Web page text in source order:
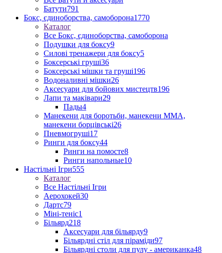
Батути791
Бокс, єдиноборства, самоборона1770
Каталог
Все Бокс, єдиноборства, самоборона
Подушки для боксу9
Силові тренажери для боксу5
Боксерські груші36
Боксерські мішки та груші196
Водоналивні мішки26
Аксесуари для бойових мистецтв196
Лапи та маківари29
Пады4
Манекени для боротьби, манекени ММА,
манекени борцівські26
Пневмогруші17
Ринги для боксу44
Ринги на помосте8
Ринги напольные10
Настільні Ігри555
Каталог
Все Настільні Ігри
Аерохокей30
Дартс79
Міні-теніс1
Більярд218
Аксесуари для більярду9
Більярдні стіл для піраміди97
Більярдні столи для пулу - американка48